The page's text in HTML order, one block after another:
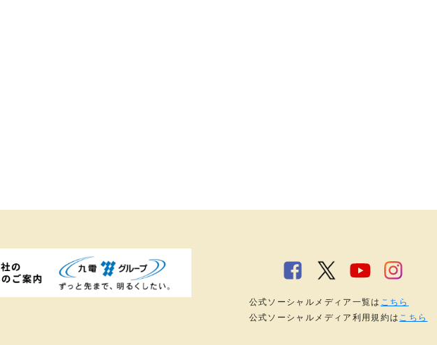
公式ソーシャルメディア一覧は こちら
公式ソーシャルメディア利用規約は こちら